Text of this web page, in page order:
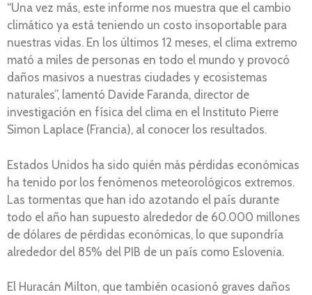
“Una vez más, este informe nos muestra que el cambio
climático ya está teniendo un costo insoportable para
nuestras vidas. En los últimos 12 meses, el clima extremo
mató a miles de personas en todo el mundo y provocó
daños masivos a nuestras ciudades y ecosistemas
naturales”, lamentó Davide Faranda, director de
investigación en física del clima en el Instituto Pierre
Simon Laplace (Francia), al conocer los resultados.
Estados Unidos ha sido quién más pérdidas económicas
ha tenido por los fenómenos meteorológicos extremos.
Las tormentas que han ido azotando el país durante
todo el año han supuesto alrededor de 60.000 millones
de dólares de pérdidas económicas, lo que supondría
alrededor del 85% del PIB de un país como Eslovenia.
El Huracán Milton, que también ocasionó graves daños